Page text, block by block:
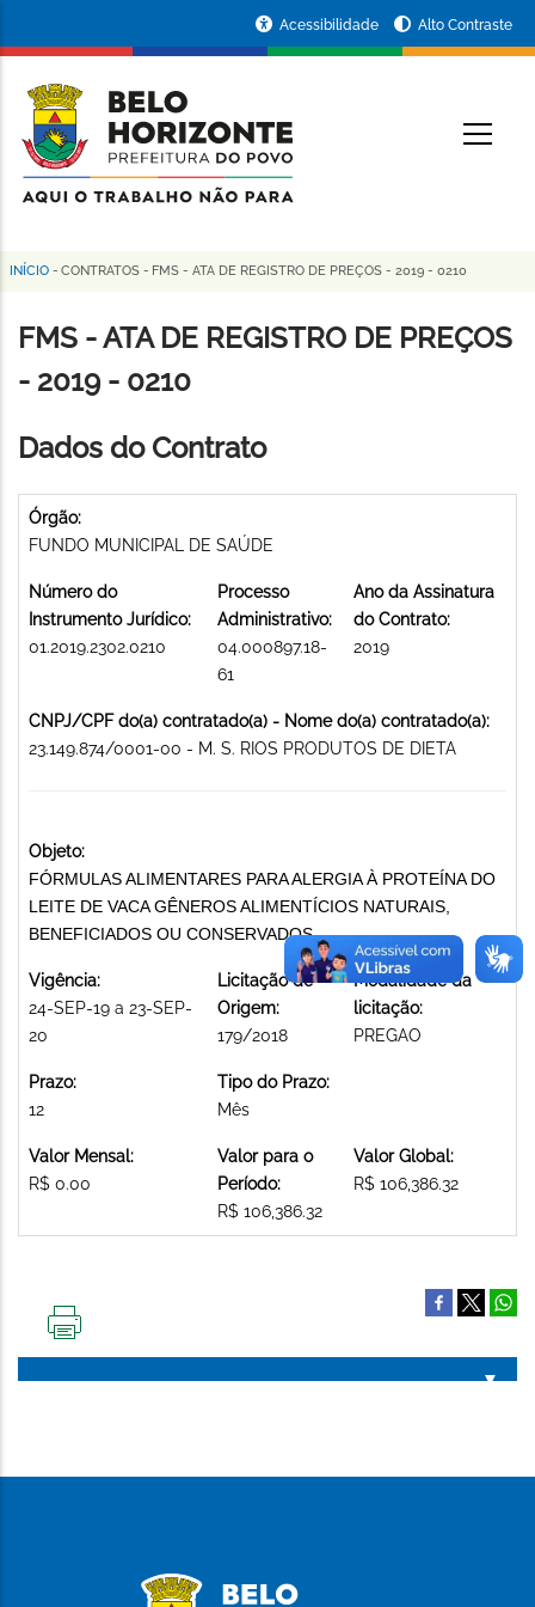
conteúdo
principal
da
Prefeitura
de
Horizonte
Acessibilidade Alto Contraste
Trilha
de
navegação
INÍCIO - CONTRATOS - FMS - ATA DE REGISTRO DE PREÇOS - 2019 - 0210
FMS - ATA DE REGISTRO DE PREÇOS
- 2019 - 0210
Dados do Contrato
Órgão:
FUNDO MUNICIPAL DE SAÚDE
Número do
Instrumento Jurídico:
01.2019.2302.0210
Processo
Administrativo:
04.000897.18-
61
Ano da Assinatura
do Contrato:
2019
CNPJ/CPF do(a) contratado(a) - Nome do(a) contratado(a):
23.149.874/0001-00 - M. S. RIOS PRODUTOS DE DIETA
Objeto:
FÓRMULAS ALIMENTARES PARA ALERGIA À PROTEÍNA DO
LEITE DE VACA GÊNEROS ALIMENTÍCIOS NATURAIS,
BENEFICIADOS OU CONSERVADOS
Vigência:
24-SEP-19 a 23-SEP-
20
Licitação de
Origem:
179/2018
Modalidade da
licitação:
PREGAO
Prazo:
12
Tipo do Prazo:
Mês
Valor Mensal:
R$ 0.00
Valor para o
Período:
R$ 106,386.32
Valor Global:
R$ 106,386.32
PÁGINA